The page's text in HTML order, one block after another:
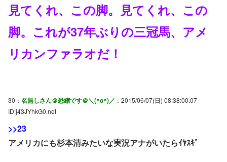
見てくれ、この脚。見てくれ、この
脚。これが37年ぶりの三冠馬、アメ
リカンファラオだ！
30： 名無しさん＠恐縮です＠＼(^o^)／ ：2015/06/07(日) 08:38:00.07
ID:j43JYhkG0.net
>>23
アメリカにも杉本清みたいな実況アナがいたらｲﾔｽｷﾞ